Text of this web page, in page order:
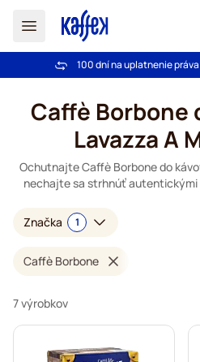
Pri objednávke nad
100 dní na uplatnenie
Caffè Borbone
Lavazza A
Ochutnajte Caffè Borbone do
nechajte sa strhnúť autentickými
Značka 1
Caffè Borbone
7 výrobkov